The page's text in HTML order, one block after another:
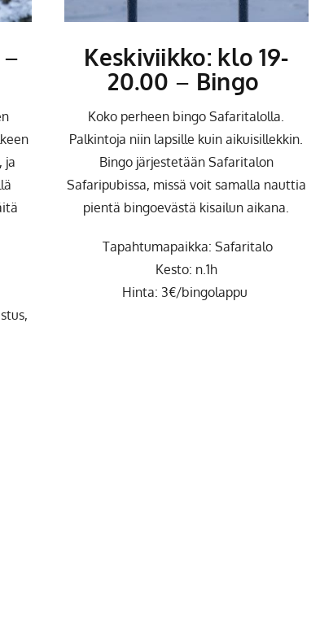
–
ja
Keskiviikko: klo 19-
20.00 – Bingo
Koko perheen bingo Safaritalolla.
Palkintoja niin lapsille kuin aikuisillekkin.
Bingo järjestetään Safaritalon
Safaripubissa, missä voit samalla nauttia
pientä bingoevästä kisailun aikana.
Tapahtumapaikka: Safaritalo
Kesto: n.1h
Hinta: 3€/bingolappu